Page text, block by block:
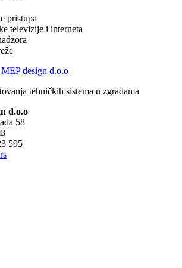
pristupa
televizije i interneta
tehničkih sistema u zgradama
d.o.o
58
595